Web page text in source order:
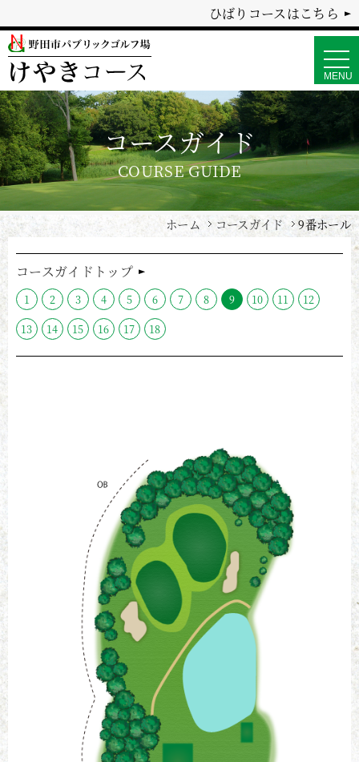
ひばりコースはこちら
MENU
コースガイド
COURSE GUIDE
ホーム コースガイド 9番ホール
コースガイドトップ
1 2 3 4 5 6 7 8 9 10 11
12
13
14 15 16 17 18